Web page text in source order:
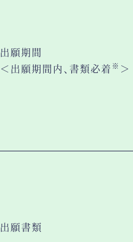
出願期間
＜出願期間内、書類必着※ ＞
出願書類